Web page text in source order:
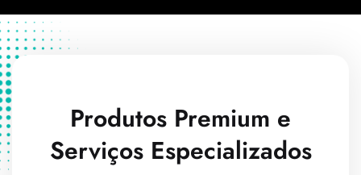
Produtos Premium e
Serviços Especializados